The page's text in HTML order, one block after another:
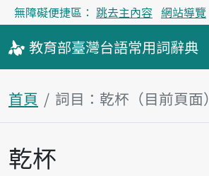
無障礙便捷區： 跳去主內容 網站導覽
教育部臺灣台語常用詞辭典
首頁 詞目：乾杯（目前頁面）
主內容區塊
乾杯